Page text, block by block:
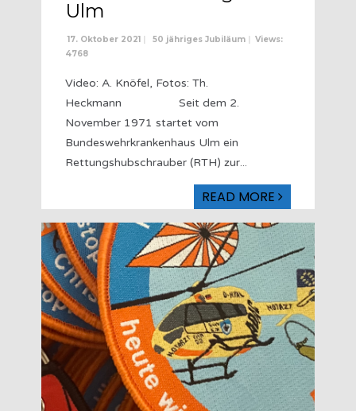
Ulm
17. Oktober 2021 | 50 jähriges Jubiläum | Views:
4768
Video: A. Knöfel, Fotos: Th.
Heckmann Seit dem 2.
November 1971 startet vom
Bundeswehrkrankenhaus Ulm ein
Rettungshubschrauber (RTH) zur...
READ MORE